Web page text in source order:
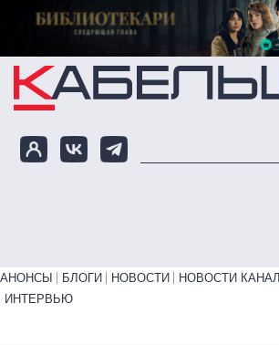
Перейти к основному содержанию
Primary links bottom
АНОНСЫ БЛОГИ НОВОСТИ НОВОСТИ
ИНТЕРВЬЮ